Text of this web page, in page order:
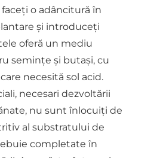
faceți o adâncitură în
și introduceți
oferă un mediu
semințe și butași, cu
necesită sol acid.
necesari dezvoltării
nu sunt înlocuiți de
al substratului de
completate în